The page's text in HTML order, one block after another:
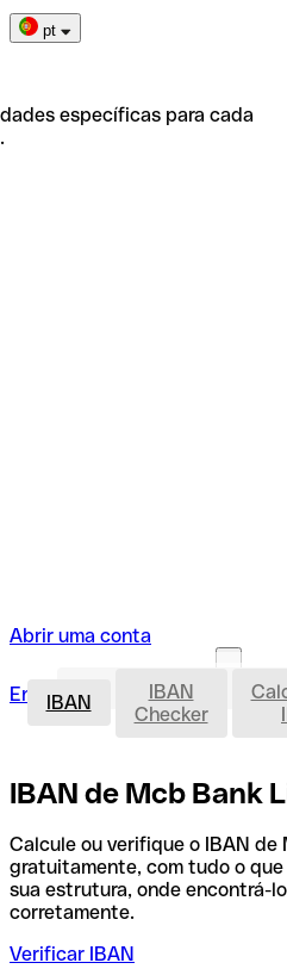
pt
específicas para cada
Abrir uma conta
Entrar Abrir uma conta
IBAN
IBAN
Checker
IBAN de Mcb Bank
Calcule ou verifique o IBAN de
gratuitamente, com tudo o
sua estrutura, onde encontrá-
corretamente.
Verificar IBAN